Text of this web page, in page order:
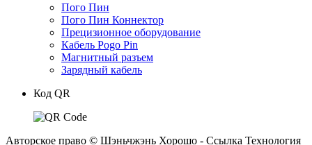
Пого Пин
Пого Пин Коннектор
Прецизионное оборудование
Кабель Pogo Pin
Магнитный разъем
Зарядный кабель
Код QR
Авторское право © Шэньчжэнь Хорошо - Ссылка Технология